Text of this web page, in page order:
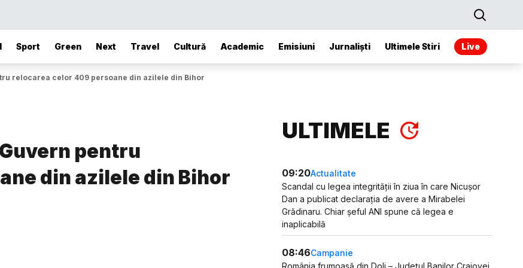
Sport Green Next Travel Cultură Academic Emisiuni Jurnaliști Ultimele Stiri Live
relocarea celor 409 persoane din azilele din Bihor
pentru
din azilele din Bihor
ULTIMELE
09:20Actualitate
Scandal cu legea integrității în ziua în care Nicușor
Dan a publicat declarația de avere a Mirabelei
Grădinaru. Chiar șeful ANI spune că legea e
inaplicabilă
08:46Campanie
România frumoasă din Dolj – Județul Banilor Craiovei